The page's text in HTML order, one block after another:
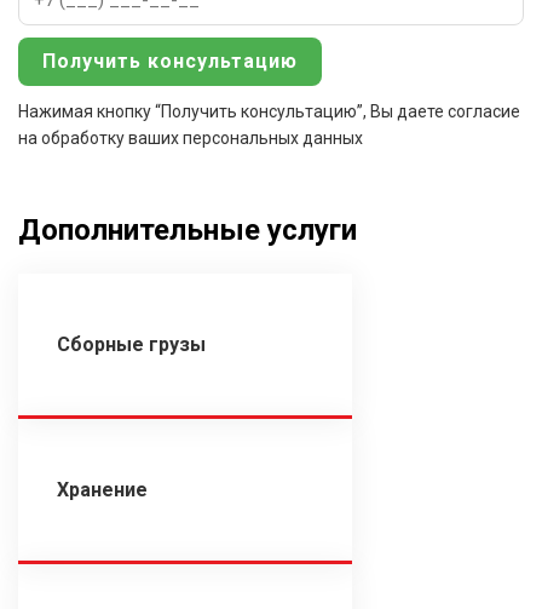
Нажимая кнопку “Получить консультацию”, Вы даете согласие
на обработку ваших персональных данных
Дополнительные услуги
Сборные грузы
Хранение